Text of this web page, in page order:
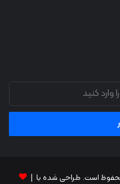
است. طراحی شده با |